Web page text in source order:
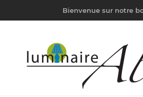
Bienvenue sur notre